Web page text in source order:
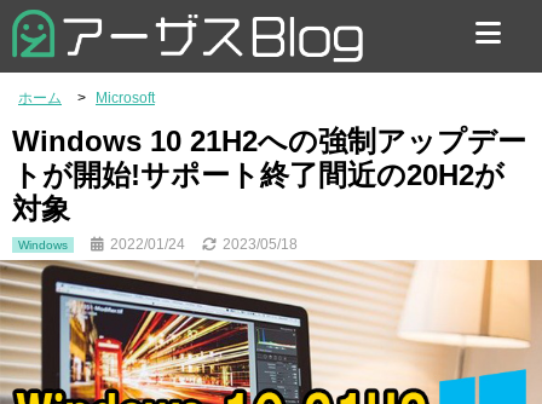
お問い合わせ
ホーム Microsoft
Windows 10 21H2への強制アップデー
トが開始!サポート終了間近の20H2が
対象
Windows 2022/01/24 2023/05/18